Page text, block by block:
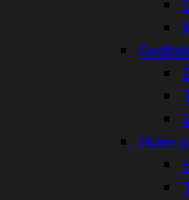
Huler